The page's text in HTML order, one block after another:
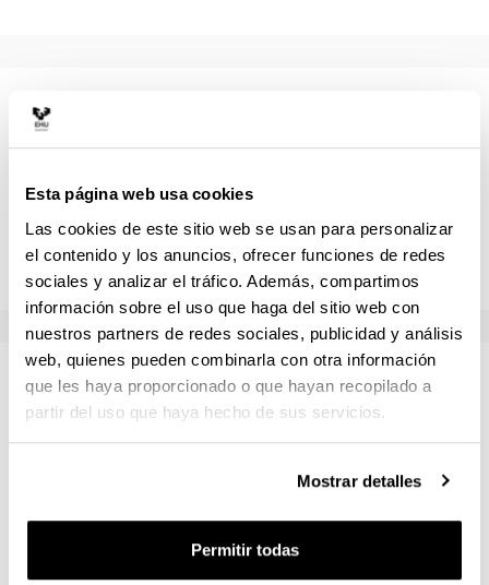
Esta página web usa cookies
Las cookies de este sitio web se usan para personalizar
el contenido y los anuncios, ofrecer funciones de redes
sociales y analizar el tráfico. Además, compartimos
información sobre el uso que haga del sitio web con
nuestros partners de redes sociales, publicidad y análisis
web, quienes pueden combinarla con otra información
que les haya proporcionado o que hayan recopilado a
partir del uso que haya hecho de sus servicios.
Mostrar detalles
Permitir todas
Descripción y contextualización
de la asignatura
Specialisation courses are designed to supplement the
background and knowledge required by the students to
initiate and conduct supervised research in their
subsequent thesis work.
Profesorado
ESTEBAN ALCALA, GUSTAVO ADOLFO